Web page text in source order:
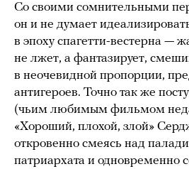
Со своими сомнительными
он и не думает
в эпоху спагетти-вестерна —
не лжет, а фантазирует,
в неочевидной пропорции,
антигероев. Точно так же
(чьим любимым фильмом
«Хороший, плохой, злой»
откровенно смеясь над
патриархата и одновременно